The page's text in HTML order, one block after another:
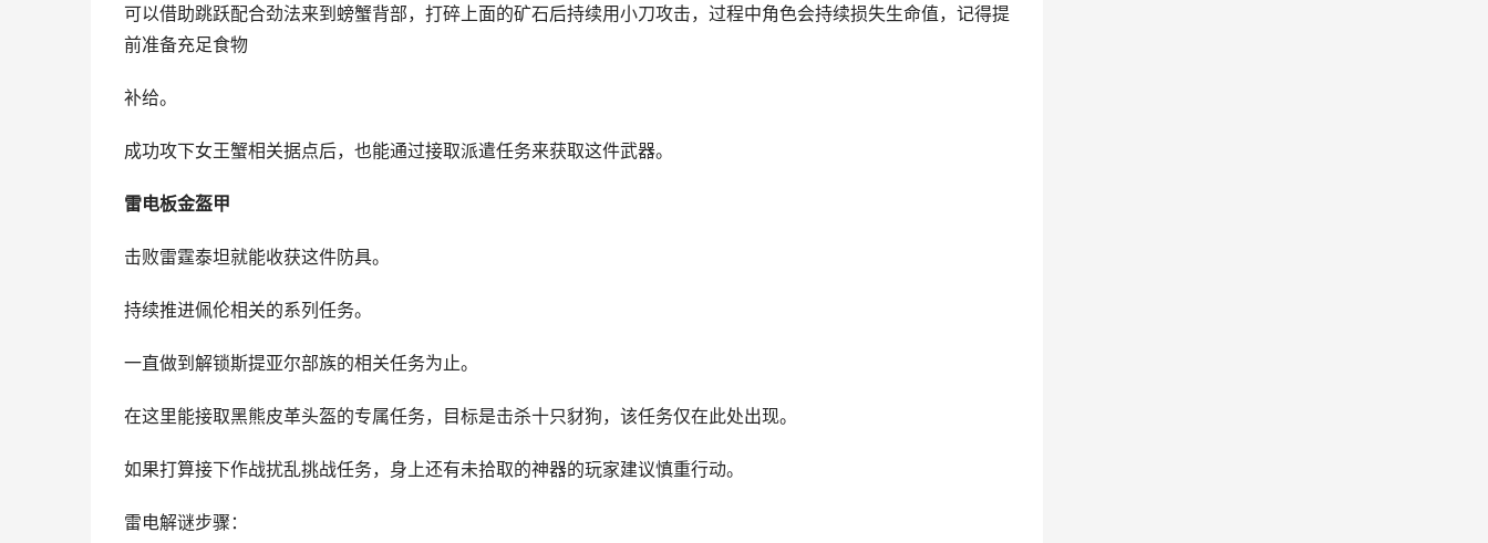
可以借助跳跃配合劲法来到螃蟹背部，打碎上面的矿石后持续用小刀攻击，过程中角色会持续损失生命值，记得提
前准备充足食物
补给。
成功攻下女王蟹相关据点后，也能通过接取派遣任务来获取这件武器。
雷电板金盔甲
击败雷霆泰坦就能收获这件防具。
持续推进佩伦相关的系列任务。
一直做到解锁斯提亚尔部族的相关任务为止。
在这里能接取黑熊皮革头盔的专属任务，目标是击杀十只豺狗，该任务仅在此处出现。
如果打算接下作战扰乱挑战任务，身上还有未拾取的神器的玩家建议慎重行动。
雷电解谜步骤：